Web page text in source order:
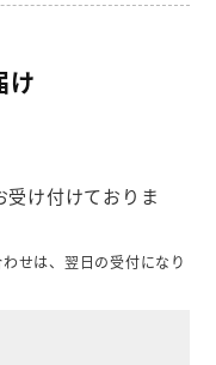
け
受け付けておりま
せは、翌日の受付になり